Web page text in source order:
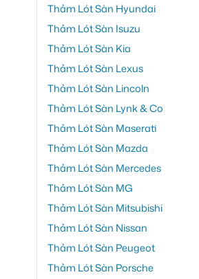
Thảm Lót Sàn Hyundai
Thảm Lót Sàn Isuzu
Thảm Lót Sàn Kia
Thảm Lót Sàn Lexus
Thảm Lót Sàn Lincoln
Thảm Lót Sàn Lynk & Co
Thảm Lót Sàn Maserati
Thảm Lót Sàn Mazda
Thảm Lót Sàn Mercedes
Thảm Lót Sàn MG
Thảm Lót Sàn Mitsubishi
Thảm Lót Sàn Nissan
Thảm Lót Sàn Peugeot
Thảm Lót Sàn Porsche